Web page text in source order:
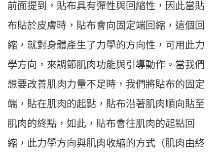
前面提到，貼布具有彈性與回縮性，因此當貼
布貼於皮膚時，貼布會向固定端回縮，這個回
縮，就對身體產生了力學的方向性，可用此力
學方向，來調節肌肉功能與引導動作。當我們
想要改善肌肉力量不足時，我們將貼布的固定
端，貼在肌肉的起點，貼布沿著肌肉順向貼至
肌肉的終點，如此，貼布會往肌肉的起點回
縮，此力學方向與肌肉收縮的方式（肌肉由終